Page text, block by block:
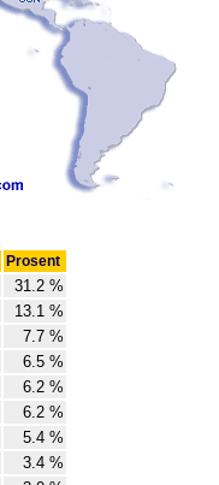
Prosent
31.2 %
13.1 %
7.7 %
6.5 %
6.2 %
6.2 %
5.4 %
3.4 %